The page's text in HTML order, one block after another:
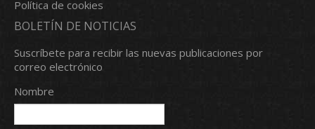
Política de cookies
BOLETÍN DE NOTICIAS
Suscríbete para recibir las nuevas publicaciones por
correo electrónico
Nombre